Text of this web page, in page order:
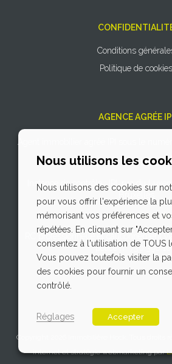
Nous utilisons les
Nous utilisons des cookies sur
pour vous offrir l'expérience la
mémorisant vos préférences et
répétées. En cliquant sur
consentez à l'utilisation de TOUS
Vous pouvez toutefois visiter la
des cookies pour fournir un
contrôlé.
Réglages Accepter
Conditions
Politique de cookies
AGENCE AGRÉE IPI
Agent immobilier agréé IPI sous le
N° entreprise : TVA BE
Instance de contrôle : IPI, rue du
Soumis aucode de
RC professionnelle et cautionnement
police n°
Copyright 2026 Immobilière Hock. Tous droits
internet et stratégie webmarketing par